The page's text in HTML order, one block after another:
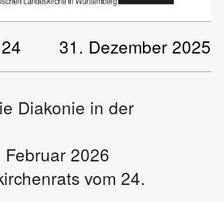
31. Dezember 2025
Diakonie in der
2026
vom 24.